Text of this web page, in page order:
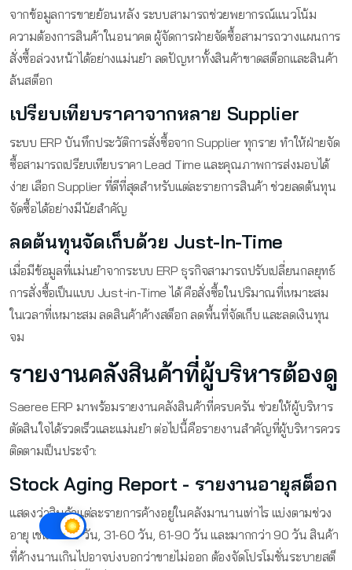
จากข้อมูลการขายย้อนหลัง ระบบสามารถช่วยพยากรณ์แนวโน้ม
ความต้องการสินค้าในอนาคต ผู้จัดการฝ่ายจัดซื้อสามารถวางแผนการ
สั่งซื้อล่วงหน้าได้อย่างแม่นยำ ลดปัญหาทั้งสินค้าขาดสต็อกและสินค้า
ล้นสต็อก
เปรียบเทียบราคาจากหลาย Supplier
ระบบ ERP บันทึกประวัติการสั่งซื้อจาก Supplier ทุกราย ทำให้ฝ่ายจัด
ซื้อสามารถเปรียบเทียบราคา Lead Time และคุณภาพการส่งมอบได้
ง่าย เลือก Supplier ที่ดีที่สุดสำหรับแต่ละรายการสินค้า ช่วยลดต้นทุน
จัดซื้อได้อย่างมีนัยสำคัญ
ลดต้นทุนจัดเก็บด้วย Just-In-Time
เมื่อมีข้อมูลที่แม่นยำจากระบบ ERP ธุรกิจสามารถปรับเปลี่ยนกลยุทธ์
การสั่งซื้อเป็นแบบ Just-in-Time ได้ คือสั่งซื้อในปริมาณที่เหมาะสม
ในเวลาที่เหมาะสม ลดสินค้าค้างสต็อก ลดพื้นที่จัดเก็บ และลดเงินทุน
จม
รายงานคลังสินค้าที่ผู้บริหารต้องดู
Saeree ERP มาพร้อมรายงานคลังสินค้าที่ครบครัน ช่วยให้ผู้บริหาร
ตัดสินใจได้รวดเร็วและแม่นยำ ต่อไปนี้คือรายงานสำคัญที่ผู้บริหารควร
ติดตามเป็นประจำ:
Stock Aging Report - รายงานอายุสต็อก
แสดงว่าสินค้าแต่ละรายการค้างอยู่ในคลังมานานเท่าไร แบ่งตามช่วง
อายุ เช่น 0-30 วัน, 31-60 วัน, 61-90 วัน และมากกว่า 90 วัน สินค้า
ที่ค้างนานเกินไปอาจบ่งบอกว่าขายไม่ออก ต้องจัดโปรโมชั่นระบายสต็